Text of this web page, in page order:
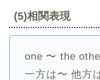
(5)相関表現
one 〜 the
一方は〜 他方